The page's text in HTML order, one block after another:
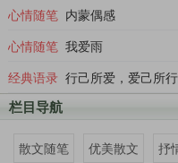
心情随笔 内蒙偶感
心情随笔 我爱雨
经典语录 行己所爱，爱己所
栏目导航
散文随笔 优美散文 抒